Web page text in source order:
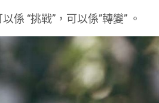
係 “挑戰”，可以係”轉變” 。